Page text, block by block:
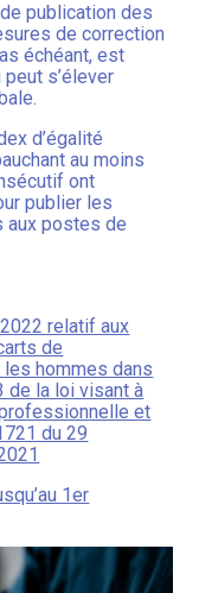
publication des
de correction
échéant, est
s’élever
d’égalité
au moins
ont
publier les
aux postes de
relatif aux
de
hommes dans
de la loi visant à
et
du 29
1er